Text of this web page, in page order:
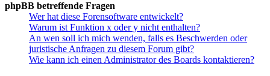
phpBB betreffende Fragen
Wer hat diese Forensoftware entwickelt?
Warum ist Funktion x oder y nicht enthalten?
An wen soll ich mich wenden, falls es Beschwerden oder
juristische Anfragen zu diesem Forum gibt?
Wie kann ich einen Administrator des Boards kontaktieren?